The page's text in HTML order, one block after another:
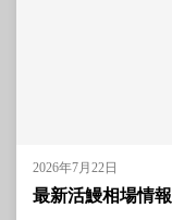
2026年7月22日
最新活鰻相場情報